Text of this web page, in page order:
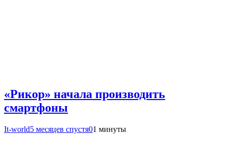
«Рикор» начала производить
смартфоны
It-world5 месяцев спустя01 минуты